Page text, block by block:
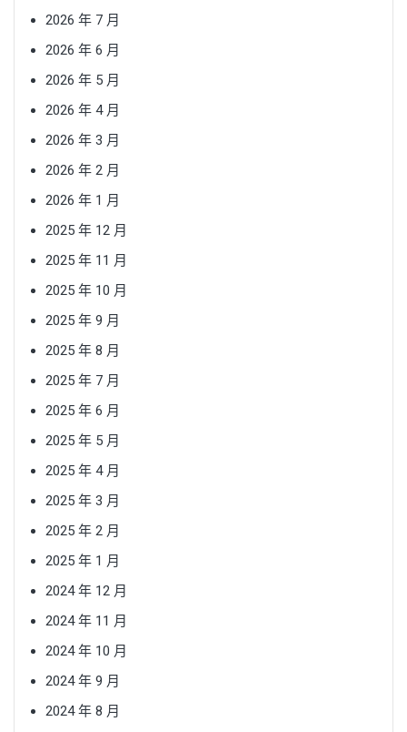
2026 年 7 月
2026 年 6 月
2026 年 5 月
2026 年 4 月
2026 年 3 月
2026 年 2 月
2026 年 1 月
2025 年 12 月
2025 年 11 月
2025 年 10 月
2025 年 9 月
2025 年 8 月
2025 年 7 月
2025 年 6 月
2025 年 5 月
2025 年 4 月
2025 年 3 月
2025 年 2 月
2025 年 1 月
2024 年 12 月
2024 年 11 月
2024 年 10 月
2024 年 9 月
2024 年 8 月